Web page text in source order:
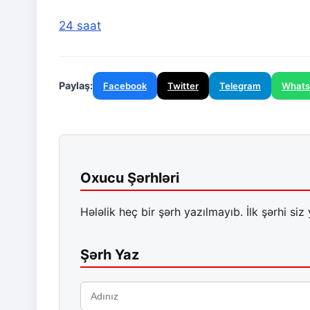
24 saat
Paylaş: Facebook Twitter Telegram
Oxucu Şərhləri
Hələlik heç bir şərh yazılmayıb. İlk şərhi siz
Şərh Yaz